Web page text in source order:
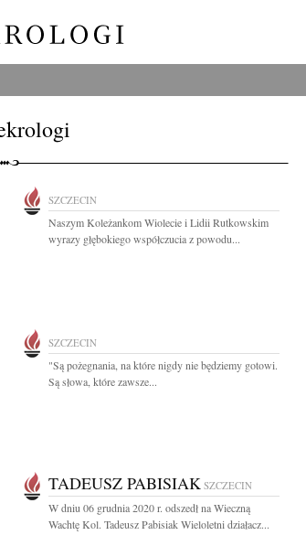
SZCZECIN
Naszym Koleżankom Wiolecie i Lidii Rutkowskim
wyrazy głębokiego współczucia z powodu...
SZCZECIN
"Są pożegnania, na które nigdy nie będziemy gotowi.
Są słowa, które zawsze...
TADEUSZ PABISIAK SZCZECIN
W dniu 06 grudnia 2020 r. odszedł na Wieczną
Wachtę Kol. Tadeusz Pabisiak Wieloletni działacz...